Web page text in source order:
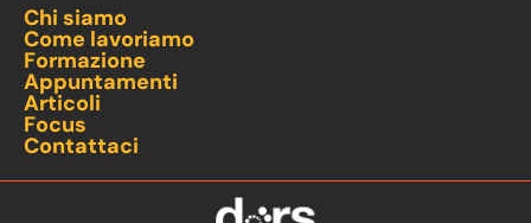
Chi siamo
Come lavoriamo
Formazione
Appuntamenti
Articoli
Focus
Contattaci